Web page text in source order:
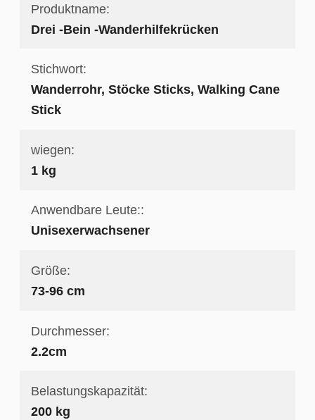
Produktname:
Drei -Bein -Wanderhilfekrücken
Stichwort:
Wanderrohr, Stöcke Sticks, Walking Cane
Stick
wiegen:
1 kg
Anwendbare Leute::
Unisexerwachsener
Größe:
73-96 cm
Durchmesser:
2.2cm
Belastungskapazität:
200 kg